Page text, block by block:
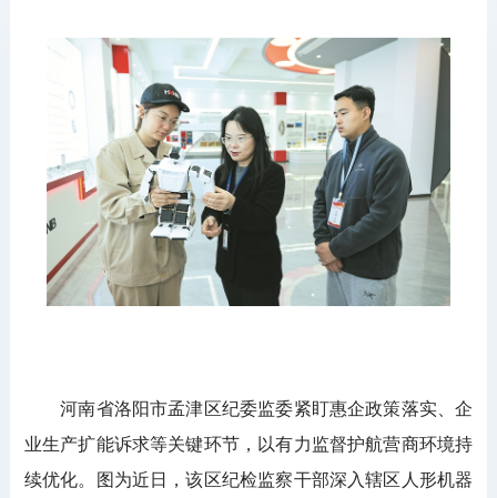
河南省洛阳市孟津区纪委监委紧盯惠企政策落实、企
业生产扩能诉求等关键环节，以有力监督护航营商环境持
续优化。图为近日，该区纪检监察干部深入辖区人形机器